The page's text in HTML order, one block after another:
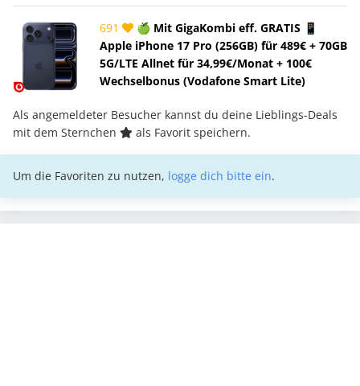
691
🍏 Mit GigaKombi eff. GRATIS 📱
Apple iPhone 17 Pro (256GB) für 489€ + 70GB
5G/LTE Allnet für 34,99€/Monat + 100€
Wechselbonus (Vodafone Smart Lite)
Als angemeldeter Besucher kannst du deine Lieblings-Deals
mit dem Sternchen
als Favorit speichern.
Um die Favoriten zu nutzen, logge dich bitte ein.